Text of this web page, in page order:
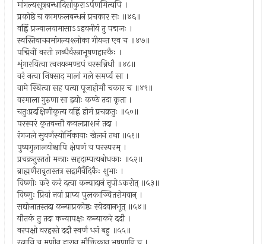
मांगल्यसूत्रबन्धादिसांकुराऽर्पणमित्यपि ।
प्रकोष्ठे च कामफलबन्धनं प्रचकार सः ॥४६॥
वह्निं प्रज्वालयामासाऽऽहवनीयं तु पद्मजः ।
स्वस्तिवाचनमांगल्यश्लोका गीयन्त एव च ॥४७॥
पद्मिनीं वरतो लब्धैर्वस्त्राभूषणहारकैः ।
शृंगारयित्वा त्वनयन्मण्डपं वरसन्निधौ ॥४८॥
वरं नत्वा निषसाद मालां गले समर्प्य सा ।
वामे स्थित्वा सह पत्या पूजाहोमौ चकार च ॥४९॥
वरमाला गुरुणा सा द्वयोः कण्ठे तदा कृता ।
चतुःप्रदक्षिणीकृत्य वह्निं होमं प्रचक्रतुः ॥५०॥
परस्परं कृतवन्तौ कवलप्राशनं तदा ।
रंगजले सुवर्णस्योर्मिकायाः खेलनं तथा ॥५१॥
पुष्पगुलालयोश्चापि क्षेपणं च परस्परम् ।
प्रचक्रतुस्ततो मन्त्राः सहदाम्पत्यबोधकाः ॥५२॥
ब्राह्मणैरावृतास्तत्र सद्रागैर्वैदिकैः शुभाः ।
विष्णोः करे करं दत्वा कन्यादानं नृपोऽकरोत् ॥५३॥
विष्णुः प्रियां नवां प्राप्य पुलकाञ्चितरोमवान् ।
सद्योजातस्तदा कन्याप्रकोष्ठः स्वेदवानभूत् ॥५४॥
यौतकं तु तदा कन्यापक्षः कन्याकरे ददौ ।
वरपक्षो वरहस्ते ददौ स्वर्णं धनं बहु ॥५५॥